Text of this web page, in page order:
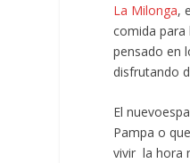
La Milonga,
comida para
pensado en
disfrutando
El
Pampa o
vivir la hora